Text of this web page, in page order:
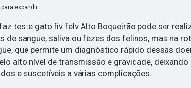
expandir
teste gato fiv felv Alto Boqueirão pode ser
de sangue, saliva ou fezes dos felinos, mas na
que permite um diagnóstico rápido dessas
alto nível de transmissão e gravidade, deixando
e suscetíveis a várias complicações.